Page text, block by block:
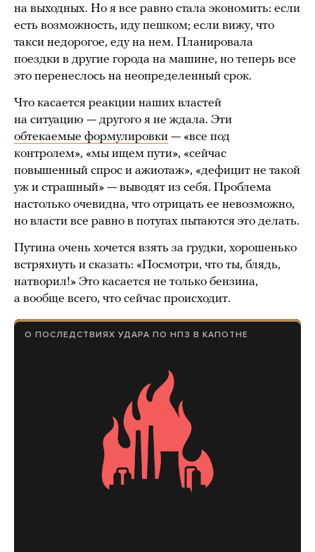
на выходных. Но я все равно стала экономить: если
есть возможность, иду пешком; если вижу, что
такси недорогое, еду на нем. Планировала
поездки в другие города на машине, но теперь все
это перенеслось на неопределенный срок.
Что касается реакции наших властей
на ситуацию — другого я не ждала. Эти
обтекаемые формулировки — «все под
контролем», «мы ищем пути», «сейчас
повышенный спрос и ажиотаж», «дефицит не такой
уж и страшный» — выводят из себя. Проблема
настолько очевидна, что отрицать ее невозможно,
но власти все равно в потугах пытаются это делать.
Путина очень хочется взять за грудки, хорошенько
встряхнуть и сказать: «Посмотри, что ты, блядь,
натворил!» Это касается не только бензина,
а вообще всего, что сейчас происходит.
О ПОСЛЕДСТВИЯХ УДАРА ПО НПЗ В КАПОТНЕ